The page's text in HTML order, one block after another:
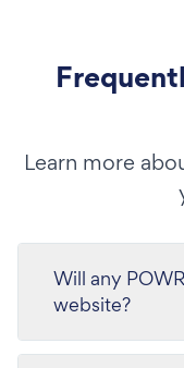
Learn more
Will any
website?